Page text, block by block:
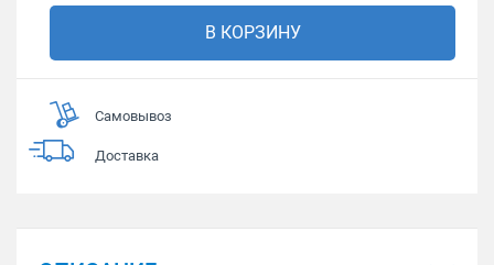
В КОРЗИНУ
Самовывоз
Доставка